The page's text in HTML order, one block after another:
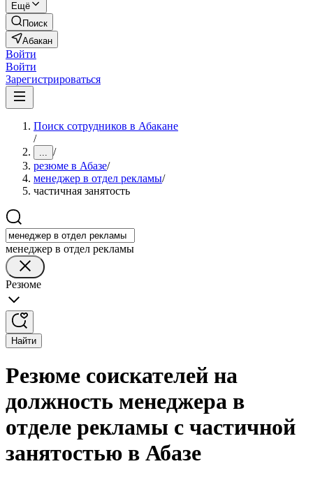
Ещё
Поиск
Абакан
Войти
Войти
Зарегистрироваться
Поиск сотрудников в Абакане
/
... /
резюме в Абазе/
менеджер в отдел рекламы/
частичная занятость
менеджер в отдел рекламы
Резюме
Найти
Резюме соискателей на
должность менеджера в
отделе рекламы с частичной
занятостью в Абазе